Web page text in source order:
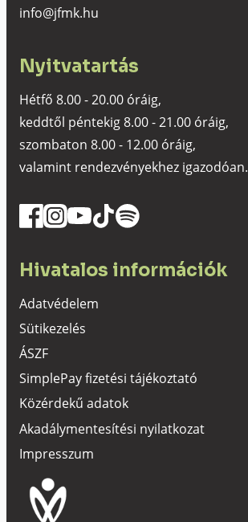
info@jfmk.hu
Nyitvatartás
Hétfő 8.00 - 20.00 óráig,
keddtől péntekig 8.00 - 21.00 óráig,
szombaton 8.00 - 12.00 óráig,
valamint rendezvényekhez igazodóan.
Hivatalos információk
Adatvédelem
Sütikezelés
ÁSZF
SimplePay fizetési tájékoztató
Közérdekű adatok
Akadálymentesítési nyilatkozat
Impresszum